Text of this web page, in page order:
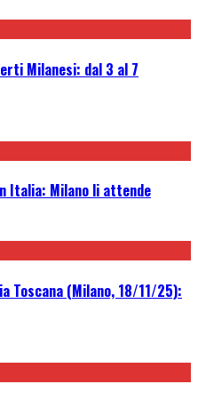
Milanesi: dal 3 al 7
Italia: Milano li attende
Toscana (Milano, 18/11/25):